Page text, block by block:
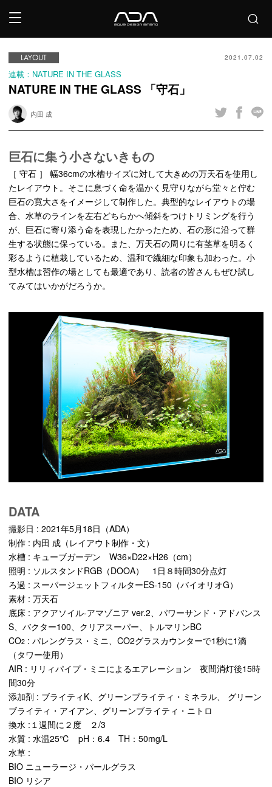
LAYOUT 2021.07.02
連載：NATURE IN THE GLASS
NATURE IN THE GLASS 「守石」
内田 成
巨石に集う小さないきもの
［ 守石 ］ 幅36cmの水槽サイズに対して大きめの万天石を使用し
たレイアウト。そこに息づく命を温かく見守りながら堂々と佇む
巨石の寛大さをイメージして制作した。典型的なレイアウトの場
合、水草のラインを左右どちらかへ傾斜をつけトリミングを行う
が、巨石に寄り添う命を表現したかったため、石の形に沿って群
生する状態に保っている。また、万天石の周りに有茎草を明るく
彩るように植栽しているため、温和で繊細な印象も加わった。小
型水槽は習作の場としても最適であり、読者の皆さんもぜひ試し
てみてはいかがだろうか。
DATA
撮影日 : 2021年5月18日（ADA）
制作 : 内田 成（レイアウト制作・文）
水槽 : キューブガーデン W36×D22×H26（cm）
照明 : ソルスタンドRGB（DOOA） 1日８時間30分点灯
ろ過 : スーパージェットフィルターES-150（バイオリオG）
素材 : 万天石
底床 : アクアソイル-アマゾニア ver.2、パワーサンド・アドバンス
S、バクター100、クリアスーパー、トルマリンBC
CO2 : パレングラス・ミニ、CO2グラスカウンターで1秒に1滴
（タワー使用）
AIR : リリィパイプ・ミニによるエアレーション 夜間消灯後15時
間30分
添加剤 : ブライティK、グリーンブライティ・ミネラル、 グリーン
ブライティ・アイアン、グリーンブライティ・ニトロ
換水 :１週間に２度 ２/3
水質 : 水温25℃ pH：6.4 TH：50mg/L
水草 :
BIO ニューラージ・パールグラス
BIO リシア